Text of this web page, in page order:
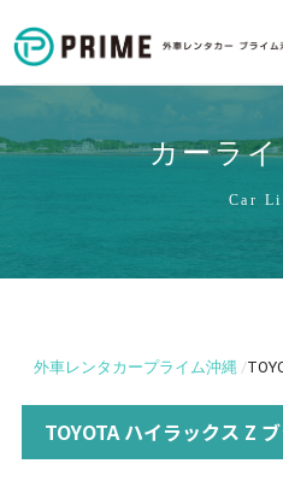
カーラ
Car
外車レンタカープライム沖縄 /
TOYOTA ハイラックス Z